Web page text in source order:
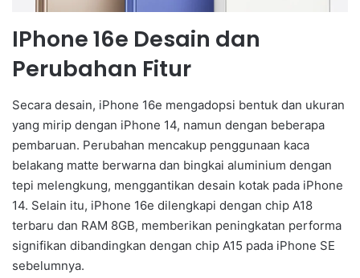
IPhone 16e Desain dan
Perubahan Fitur
Secara desain, iPhone 16e mengadopsi bentuk dan ukuran
yang mirip dengan iPhone 14, namun dengan beberapa
pembaruan. Perubahan mencakup penggunaan kaca
belakang matte berwarna dan bingkai aluminium dengan
tepi melengkung, menggantikan desain kotak pada iPhone
14. Selain itu, iPhone 16e dilengkapi dengan chip A18
terbaru dan RAM 8GB, memberikan peningkatan performa
signifikan dibandingkan dengan chip A15 pada iPhone SE
sebelumnya.